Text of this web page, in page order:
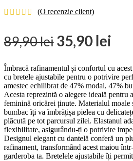
(O recenzie client)
89,90lei 35,90 lei
Îmbracă rafinamentul și confortul cu
cu bretele ajustabile pentru o potrivire
amestec echilibrat de 47% modal, 47%
Acesta reprezintă o alegere ideală pentru
feminină oricărei ținute. Materialul moale
bumbac îți va îmbrățișa pielea cu
plăcută pe tot parcursul zilei. Elastanul
flexibilitate, asigurându-ți o potrivire
Designul elegant cu dantelă conferă un
rafinament, transformând acest maiou
garderoba ta. Bretelele ajustabile îți